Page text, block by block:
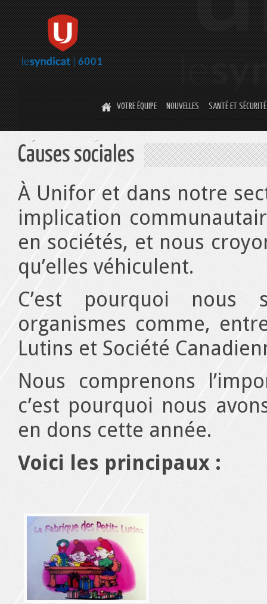
VOTRE ÉQUIPE NOUVELLES SANTÉ ET SÉCURITÉ
Communauté
Causes sociales
À Unifor et dans notre
implication
en sociétés, et nous
qu’elles véhiculent.
C’est pourquoi nous
organismes comme,
Lutins et Société
Nous comprenons
c’est pourquoi nous
en dons cette année.
Voici les principaux :